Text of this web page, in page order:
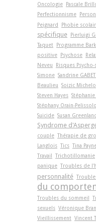
Oncologie Pascale
Perfectionnisme
Peignard
Phobie
spécifique Pierluigi
Taquet Programme
positive Psychose
Neveu
Risques
Simone Sandrine GABET
Beaulieu Soizic
Steven Hayes
Stéphany Orain-Pelissolo
Suicide Susan
Syndrome
couple Thérapie de
Langlois Tics Tina
Travail Trichotillomanie
panique Troubles de
personnalité
du
Troubles du sommeil
sexuels Véronique
Vieillissement Vincent